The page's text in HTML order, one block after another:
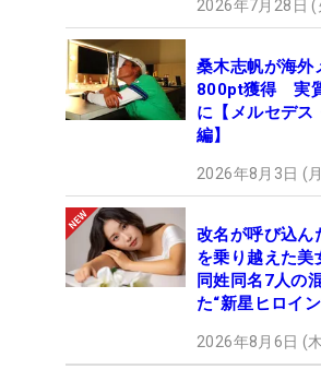
2026年7月28日
桑木志帆が海外
800pt獲得 実
に【メルセデス
編】
2026年8月3日 (
改名が呼び込ん
を乗り越えた美
同姓同名7人の
た“新星ヒロイン
2026年8月6日 (